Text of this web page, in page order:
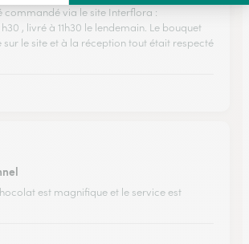
commandé via le site Interflora :
, livré à 11h30 le lendemain. Le bouquet
le site et à la réception tout était respecté
est magnifique et le service est